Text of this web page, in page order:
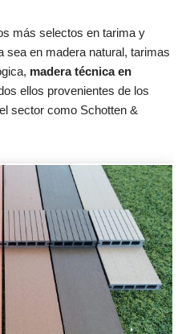
más selectos en tarima y
sea en madera natural, tarimas
madera técnica en
ellos provenientes de los
sector como Schotten &